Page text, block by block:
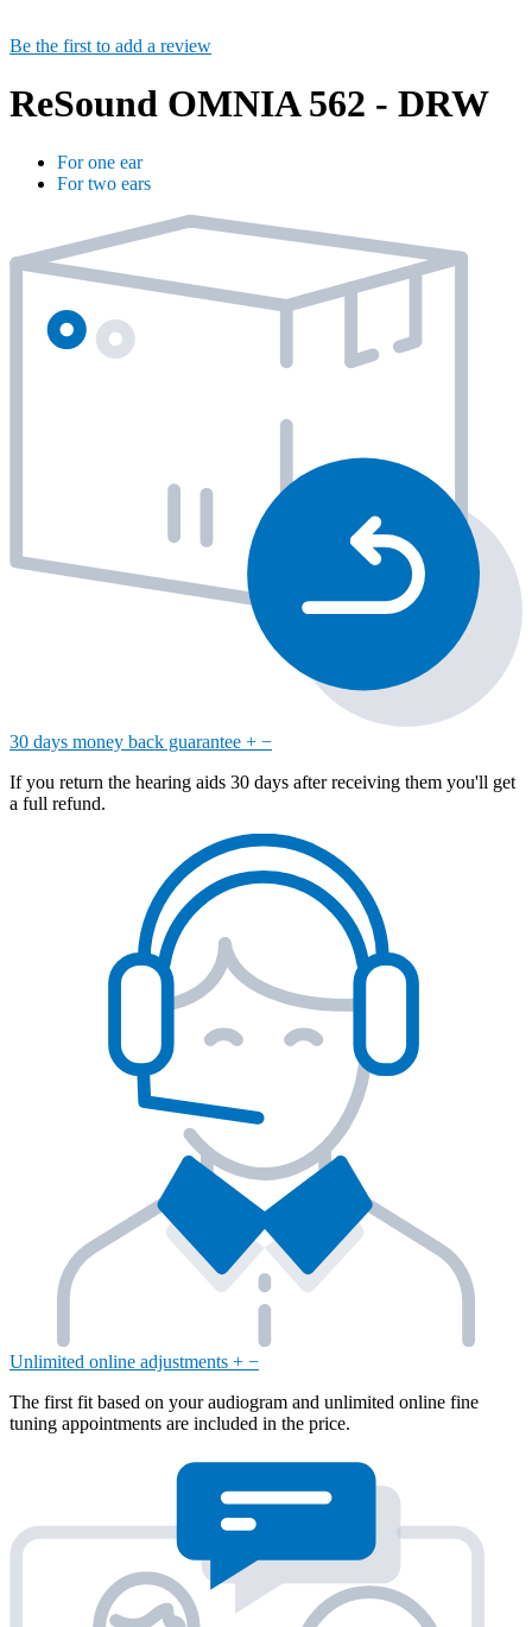
Be the first to add a review
ReSound OMNIA 562 - DRW
For one ear
For two ears
30 days money back guarantee + −
If you return the hearing aids 30 days after receiving them you'll get
a full refund.
Unlimited online adjustments + −
The first fit based on your audiogram and unlimited online fine
tuning appointments are included in the price.